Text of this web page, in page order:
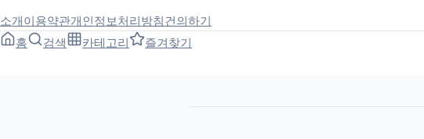
소개 이용약관개인정보처리방침건의하기
홈
검색 카테고리 즐겨찾기